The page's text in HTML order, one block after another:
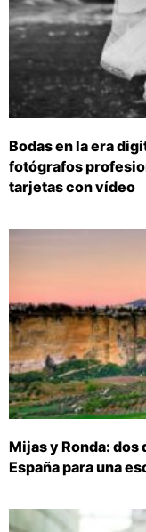
Bodas en la era
fotógrafos
tarjetas con vídeo
Mijas y Ronda: dos
España para una